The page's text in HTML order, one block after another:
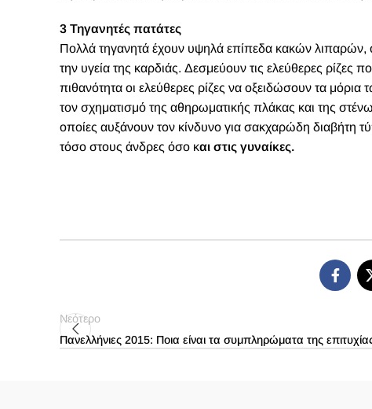
3 Τηγανητές πατάτες
Πολλά τηγανητά έχουν υψηλά επίπεδα κακών λιπαρών,
την υγεία της καρδιάς. Δεσμεύουν τις ελεύθερες ρίζες
πιθανότητα οι ελεύθερες ρίζες να οξειδώσουν τα
τον σχηματισμό της αθηρωματικής πλάκας και της
οποίες αυξάνουν τον κίνδυνο για σακχαρώδη διαβήτη
τόσο στους άνδρες όσο και στις γυναίκες.
Νεότερο
Πανελλήνιες 2015: Ποια είναι τα συμπληρώματα της